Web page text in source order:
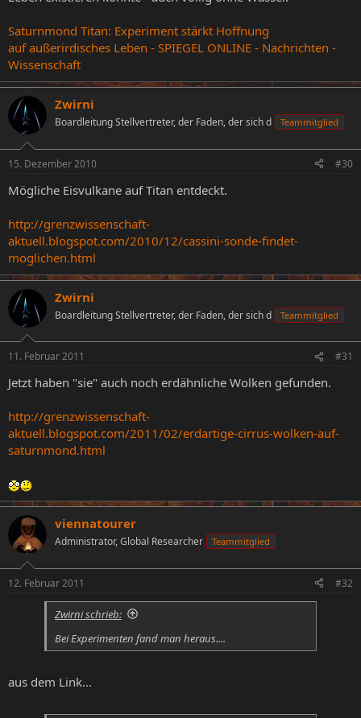
Saturnmond Titan: Experiment stärkt Hoffnung
auf außerirdisches Leben - SPIEGEL ONLINE - Nachrichten -
Wissenschaft
Zwirni
Boardleitung Stellvertreter, der Faden, der sich d Teammitglied
15. Dezember 2010 #30
Mögliche Eisvulkane auf Titan entdeckt.
http://grenzwissenschaft-
aktuell.blogspot.com/2010/12/cassini-sonde-findet-
moglichen.html
Zwirni
Boardleitung Stellvertreter, der Faden, der sich d Teammitglied
11. Februar 2011 #31
Jetzt haben "sie" auch noch erdähnliche Wolken gefunden.
http://grenzwissenschaft-
aktuell.blogspot.com/2011/02/erdartige-cirrus-wolken-auf-
saturnmond.html
viennatourer
Administrator, Global Researcher Teammitglied
12. Februar 2011 #32
Zwirni schrieb:
Bei Experimenten fand man heraus....
aus dem Link...